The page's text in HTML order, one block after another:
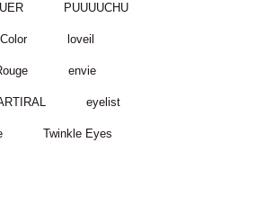
PUUUUCHU
loveil
envie
eyelist
Twinkle Eyes